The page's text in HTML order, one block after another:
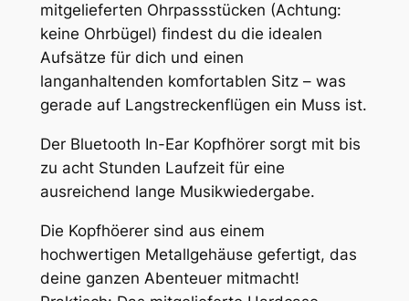
mitgelieferten Ohrpassstücken (Achtung:
keine Ohrbügel) findest du die idealen
Aufsätze für dich und einen
langanhaltenden komfortablen Sitz – was
gerade auf Langstreckenflügen ein Muss ist.
Der Bluetooth In-Ear Kopfhörer sorgt mit bis
zu acht Stunden Laufzeit für eine
ausreichend lange Musikwiedergabe.
Die Kopfhöerer sind aus einem
hochwertigen Metallgehäuse gefertigt, das
deine ganzen Abenteuer mitmacht!